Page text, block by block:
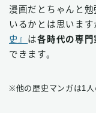
漫画だとちゃんと
いるかとは思います
史』 は各時代の専門
できます。
※他の歴史マンガは1人